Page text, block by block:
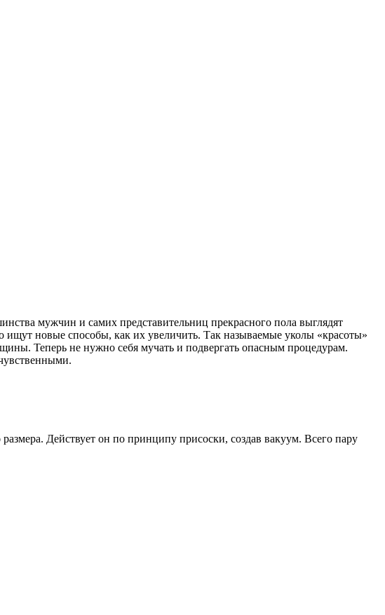
мужчин и самих представительниц прекрасного пола выглядят
новые способы, как их увеличить. Так называемые уколы «красоты»
Теперь не нужно себя мучать и подвергать опасным процедурам.
Действует он по принципу присоски, создав вакуум. Всего пару